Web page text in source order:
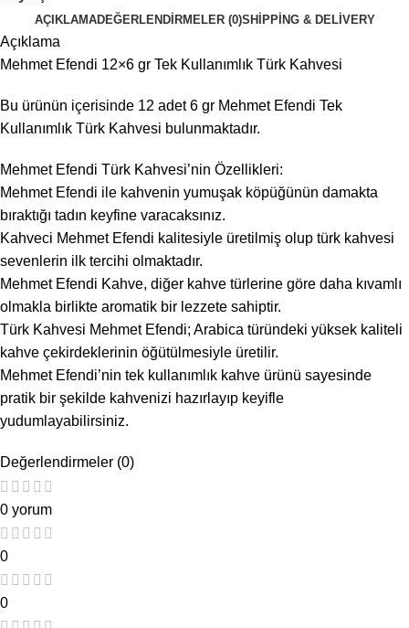
AÇIKLAMADEĞERLENDIRMELER (0)SHIPPING & DELIVERY
Açıklama
Mehmet Efendi 12×6 gr Tek Kullanımlık Türk Kahvesi
Bu ürünün içerisinde 12 adet 6 gr Mehmet Efendi Tek
Kullanımlık Türk Kahvesi bulunmaktadır.
Mehmet Efendi Türk Kahvesi’nin Özellikleri:
Mehmet Efendi ile kahvenin yumuşak köpüğünün damakta
bıraktığı tadın keyfine varacaksınız.
Kahveci Mehmet Efendi kalitesiyle üretilmiş olup türk kahvesi
sevenlerin ilk tercihi olmaktadır.
Mehmet Efendi Kahve, diğer kahve türlerine göre daha kıvamlı
olmakla birlikte aromatik bir lezzete sahiptir.
Türk Kahvesi Mehmet Efendi; Arabica türündeki yüksek kaliteli
kahve çekirdeklerinin öğütülmesiyle üretilir.
Mehmet Efendi’nin tek kullanımlık kahve ürünü sayesinde
pratik bir şekilde kahvenizi hazırlayıp keyifle
yudumlayabilirsiniz.
Değerlendirmeler (0)
0 yorum
0
0